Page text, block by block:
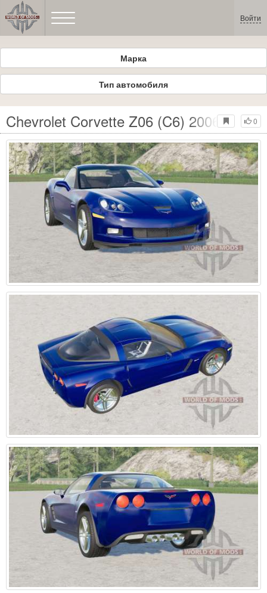
Войти
Марка
Тип автомобиля
0
Chevrolet Corvette Z06 (C6) 2006 для